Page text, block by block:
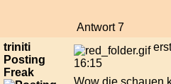
Antwort 7
triniti
Posting
Freak
16:15